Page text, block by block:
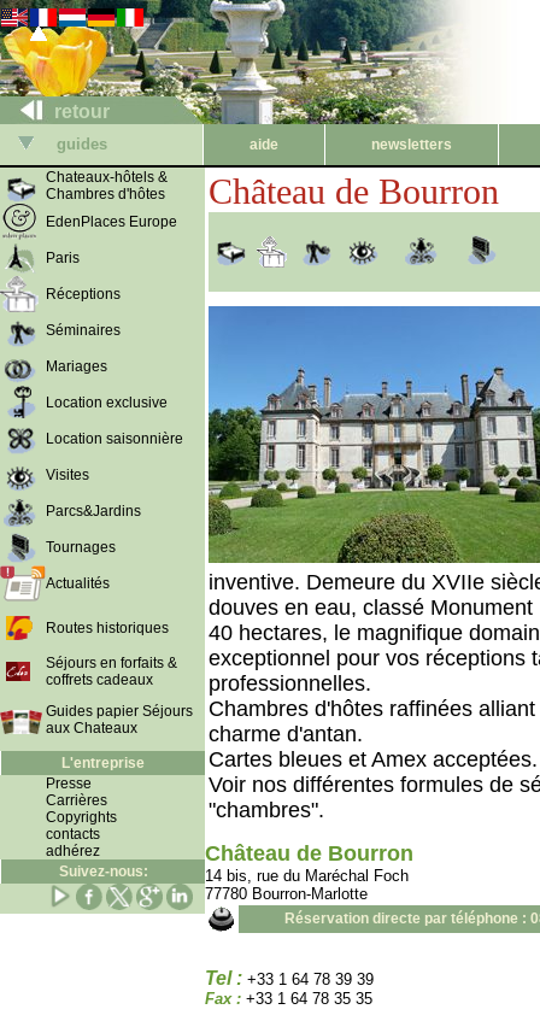
retour
guides aide
newsletters
Chateaux-hôtels &
Chambres d'hôtes
EdenPlaces Europe
Paris
Réceptions
Séminaires
Mariages
Location exclusive
Location saisonnière
Visites
Parcs&Jardins
Tournages
Actualités
Routes historiques
Séjours en forfaits &
coffrets cadeaux
Guides papier Séjours
aux Chateaux
L'entreprise
Presse
Carrières
Copyrights
contacts
adhérez
Suivez-nous:
Château de Bourron
inventive. Demeure du XVIIe
douves en eau, classé
40 hectares, le magnifique
exceptionnel pour vos réceptions
professionnelles.
Chambres d'hôtes raffinées
charme d'antan.
Cartes bleues et Amex acceptées.
Voir nos différentes formules de
"chambres".
Château de Bourron
14 bis, rue du Maréchal Foch
77780 Bourron-Marlotte
Réservation directe par téléphone :
Tel : +33 1 64 78 39 39
Fax : +33 1 64 78 35 35